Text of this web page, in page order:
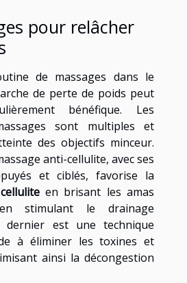
pour relâcher
de massages dans le
de perte de poids peut
bénéfique. Les
sont multiples et
des objectifs minceur.
anti-cellulite, avec ses
et ciblés, favorise la
en brisant les amas
stimulant le drainage
dernier est une technique
à éliminer les toxines et
ainsi la décongestion